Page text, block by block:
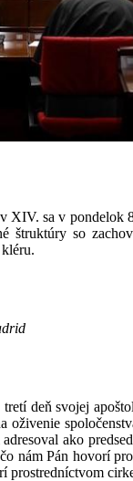
XIV. sa v
štruktúry so
deň svojej
oživenie
ako
nám Pán hovorí